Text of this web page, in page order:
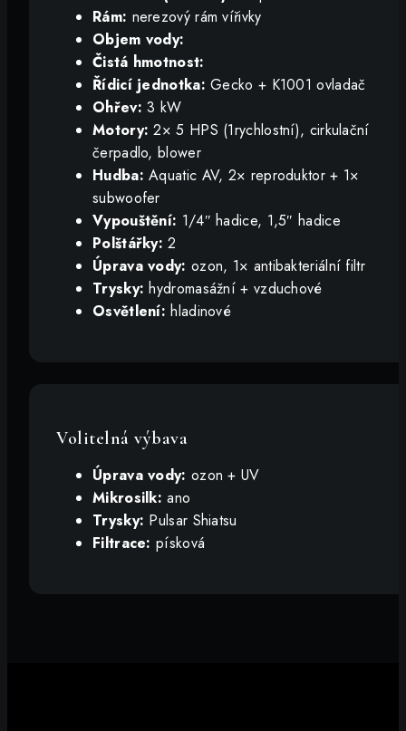
Rám: nerezový rám vířivky
Objem vody:
Čistá hmotnost:
Řídicí jednotka: Gecko + K1001 ovladač
Ohřev: 3 kW
Motory: 2× 5 HPS (1rychlostní), cirkulační
čerpadlo, blower
Hudba: Aquatic AV, 2× reproduktor + 1×
subwoofer
Vypouštění: 1/4″ hadice, 1,5″ hadice
Polštářky: 2
Úprava vody: ozon, 1× antibakteriální filtr
Trysky: hydromasážní + vzduchové
Osvětlení: hladinové
Volitelná výbava
Úprava vody: ozon + UV
Mikrosilk: ano
Trysky: Pulsar Shiatsu
Filtrace: písková